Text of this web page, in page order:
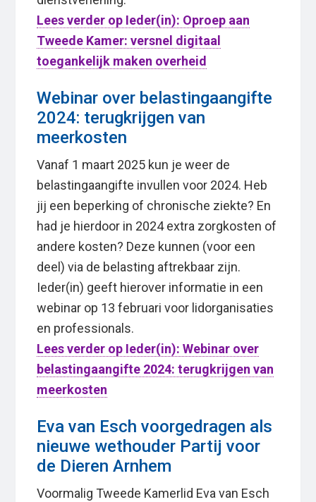
Lees verder op Ieder(in): Oproep aan
Tweede Kamer: versnel digitaal
toegankelijk maken overheid
Webinar over belastingaangifte
2024: terugkrijgen van
meerkosten
Vanaf 1 maart 2025 kun je weer de
belastingaangifte invullen voor 2024. Heb
jij een beperking of chronische ziekte? En
had je hierdoor in 2024 extra zorgkosten of
andere kosten? Deze kunnen (voor een
deel) via de belasting aftrekbaar zijn.
Ieder(in) geeft hierover informatie in een
webinar op 13 februari voor lidorganisaties
en professionals.
Lees verder op Ieder(in): Webinar over
belastingaangifte 2024: terugkrijgen van
meerkosten
Eva van Esch voorgedragen als
nieuwe wethouder Partij voor
de Dieren Arnhem
Voormalig Tweede Kamerlid Eva van Esch